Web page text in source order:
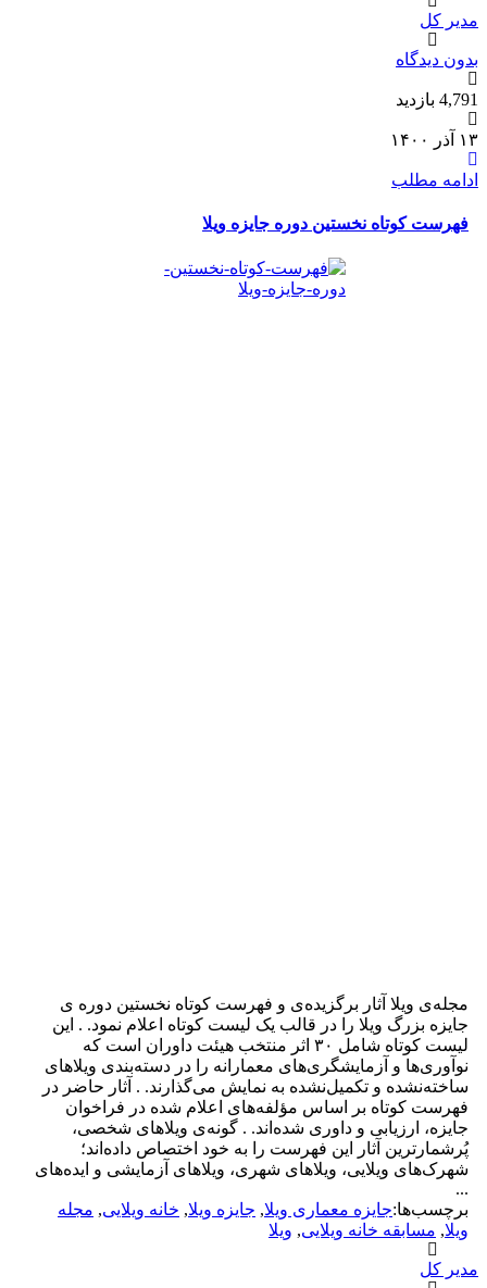
کل
دیدگاه
بازدید
۱۴۰۰
مطلب
فهرست کوتاه نخستین دوره جایزه ویلا
مجله‌ی ویلا آثار برگزیده‌ی و فهرست کوتاه نخستین دوره‌ ی
جایزه بزرگ ویلا را در قالب یک لیست کوتاه اعلام نمود. . این
لیست کوتاه شامل ۳۰ اثر منتخب هیئت داوران است که
نوآوری‌ها و آزمایشگری‌های معمارانه را در دسته‌بندی ویلاهای
ساخته‌نشده و تکمیل‌نشده به نمایش می‌گذارند. . آثار حاضر در
فهرست کوتاه بر اساس مؤلفه‌های اعلام شده در فراخوان
جایزه، ارزیابی و داوری شده‌اند. . گونه‌ی ویلاهای شخصی،
پُرشمارترین آثار این فهرست را به خود اختصاص داده‌اند؛
شهرک‌های ویلایی، ویلاهای شهری، ویلاهای آزمایشی و ایده‌های
برچسب‌ها:جایزه معماری ویلا,جایزه ویلا,خانه ویلایی, مجله
ویلا,مسابقه خانه ویلایی, ویلا
کل